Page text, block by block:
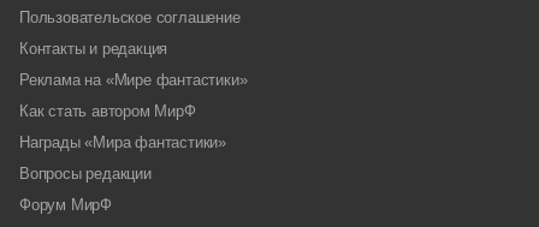
Пользовательское соглашение
Контакты и редакция
Реклама на «Мире фантастики»
Как стать автором МирФ
Награды «Мира фантастики»
Вопросы редакции
Форум МирФ